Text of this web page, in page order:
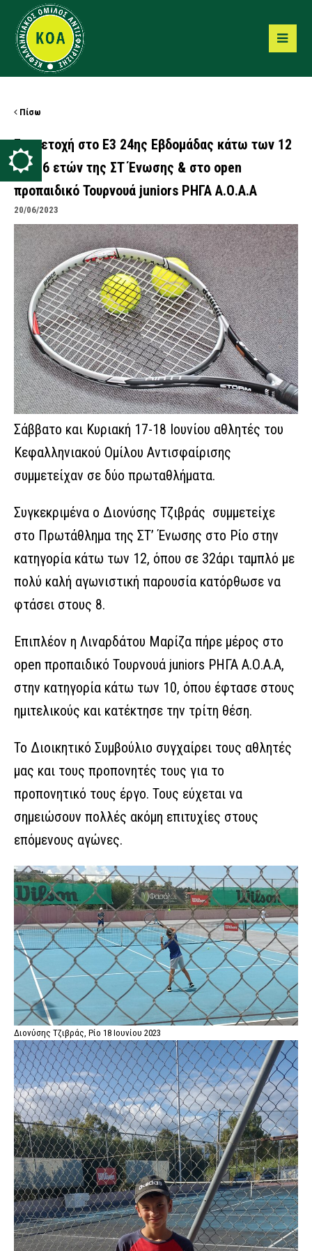
Πίσω
Συμμετοχή στο Ε3 24ης Εβδομάδας κάτω των 12
και 16 ετών της ΣΤ Ένωσης & στο open
προπαιδικό Τουρνουά juniors ΡΗΓΑ Α.Ο.Α.Α
20/06/2023
Σάββατο και Κυριακή 17-18 Ιουνίου αθλητές του
Κεφαλληνιακού Ομίλου Αντισφαίρισης
συμμετείχαν σε δύο πρωταθλήματα.
Συγκεκριμένα ο Διονύσης Τζιβράς συμμετείχε
στο Πρωτάθλημα της ΣΤ’ Ένωσης στο Ρίο στην
κατηγορία κάτω των 12, όπου σε 32άρι ταμπλό με
πολύ καλή αγωνιστική παρουσία κατόρθωσε να
φτάσει στους 8.
Επιπλέον η Λιναρδάτου Μαρίζα πήρε μέρος στο
open προπαιδικό Τουρνουά juniors ΡΗΓΑ Α.Ο.Α.Α,
στην κατηγορία κάτω των 10, όπου έφτασε στους
ημιτελικούς και κατέκτησε την τρίτη θέση.
Το Διοικητικό Συμβούλιο συγχαίρει τους αθλητές
μας και τους προπονητές τους για το
προπονητικό τους έργο. Τους εύχεται να
σημειώσουν πολλές ακόμη επιτυχίες στους
επόμενους αγώνες.
Διονύσης Τζιβράς, Ρίο 18 Ιουνίου 2023